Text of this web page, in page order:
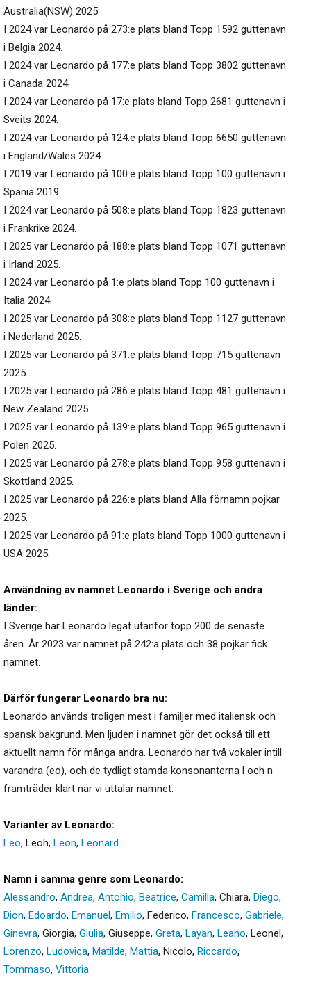
Australia(NSW) 2025.
I 2024 var Leonardo på 273:e plats bland Topp 1592 guttenavn
i Belgia 2024.
I 2024 var Leonardo på 177:e plats bland Topp 3802 guttenavn
i Canada 2024.
I 2024 var Leonardo på 17:e plats bland Topp 2681 guttenavn i
Sveits 2024.
I 2024 var Leonardo på 124:e plats bland Topp 6650 guttenavn
i England/Wales 2024.
I 2019 var Leonardo på 100:e plats bland Topp 100 guttenavn i
Spania 2019.
I 2024 var Leonardo på 508:e plats bland Topp 1823 guttenavn
i Frankrike 2024.
I 2025 var Leonardo på 188:e plats bland Topp 1071 guttenavn
i Irland 2025.
I 2024 var Leonardo på 1:e plats bland Topp 100 guttenavn i
Italia 2024.
I 2025 var Leonardo på 308:e plats bland Topp 1127 guttenavn
i Nederland 2025.
I 2025 var Leonardo på 371:e plats bland Topp 715 guttenavn
2025.
I 2025 var Leonardo på 286:e plats bland Topp 481 guttenavn i
New Zealand 2025.
I 2025 var Leonardo på 139:e plats bland Topp 965 guttenavn i
Polen 2025.
I 2025 var Leonardo på 278:e plats bland Topp 958 guttenavn i
Skottland 2025.
I 2025 var Leonardo på 226:e plats bland Alla förnamn pojkar
2025.
I 2025 var Leonardo på 91:e plats bland Topp 1000 guttenavn i
USA 2025.
Användning av namnet Leonardo i Sverige och andra
länder:
I Sverige har Leonardo legat utanför topp 200 de senaste
åren. År 2023 var namnet på 242:a plats och 38 pojkar fick
namnet.
Därför fungerar Leonardo bra nu:
Leonardo används troligen mest i familjer med italiensk och
spansk bakgrund. Men ljuden i namnet gör det också till ett
aktuellt namn för många andra. Leonardo har två vokaler intill
varandra (eo), och de tydligt stämda konsonanterna l och n
framträder klart när vi uttalar namnet.
Varianter av Leonardo:
Leo, Leoh, Leon, Leonard
Namn i samma genre som Leonardo:
Alessandro, Andrea, Antonio, Beatrice, Camilla, Chiara, Diego,
Dion, Edoardo, Emanuel, Emilio, Federico, Francesco, Gabriele,
Ginevra, Giorgia, Giulia, Giuseppe, Greta, Layan, Leano, Leonel,
Lorenzo, Ludovica, Matilde, Mattia, Nicolo, Riccardo,
Tommaso, Vittoria